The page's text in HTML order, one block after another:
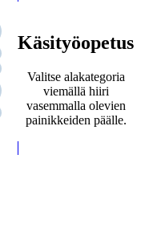
Käsityöopetus
Valitse alakategoria
viemällä hiiri
vasemmalla olevien
painikkeiden päälle.